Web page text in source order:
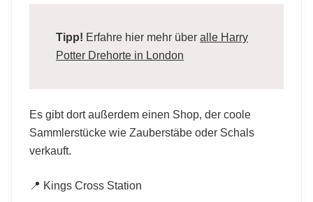
Tipp! Erfahre hier mehr über alle Harry
Potter Drehorte in London
Es gibt dort außerdem einen Shop, der coole
Sammlerstücke wie Zauberstäbe oder Schals
verkauft.
📍 Kings Cross Station